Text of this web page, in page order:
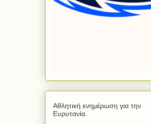
Αθλητική ενημέρωση για την
Ευρυτανία.